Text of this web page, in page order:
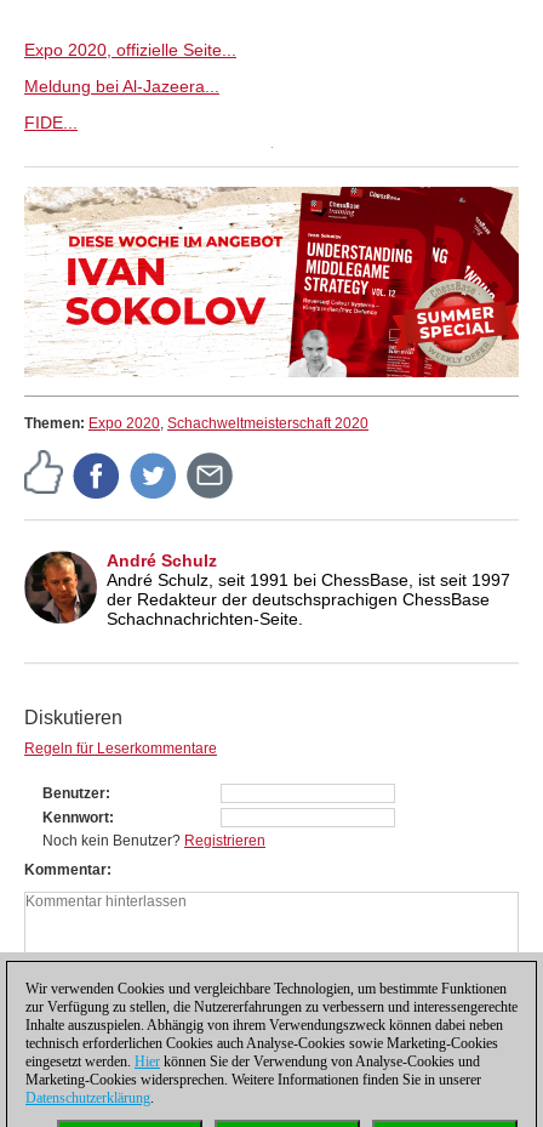
Expo 2020, offizielle Seite...
Meldung bei Al-Jazeera...
FIDE...
Themen: Expo 2020 Schachweltmeisterschaft 2020
André Schulz
André Schulz, seit 1991 bei ChessBase, ist seit 1997
der Redakteur der deutschsprachigen ChessBase
Schachnachrichten-Seite.
Diskutieren
Regeln für Leserkommentare
Benutzer
Kennwort
Noch kein Benutzer? Registrieren
Kommentar
Wir verwenden Cookies und vergleichbare Technologien, um bestimmte Funktionen
zur Verfügung zu stellen, die Nutzererfahrungen zu verbessern und interessengerechte
Inhalte auszuspielen. Abhängig von ihrem Verwendungszweck können dabei neben
technisch erforderlichen Cookies auch Analyse-Cookies sowie Marketing-Cookies
eingesetzt werden. Hier können Sie der Verwendung von Analyse-Cookies und
Marketing-Cookies widersprechen. Weitere Informationen finden Sie in unserer
Datenschutzerklärung.